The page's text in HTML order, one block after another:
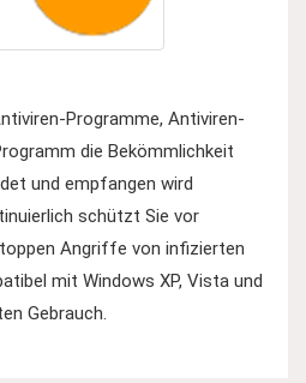
Programme, Antiviren-
die Bekömmlichkeit
und empfangen wird
schützt Sie vor
Angriffe von infizierten
mit Windows XP, Vista und
Gebrauch.